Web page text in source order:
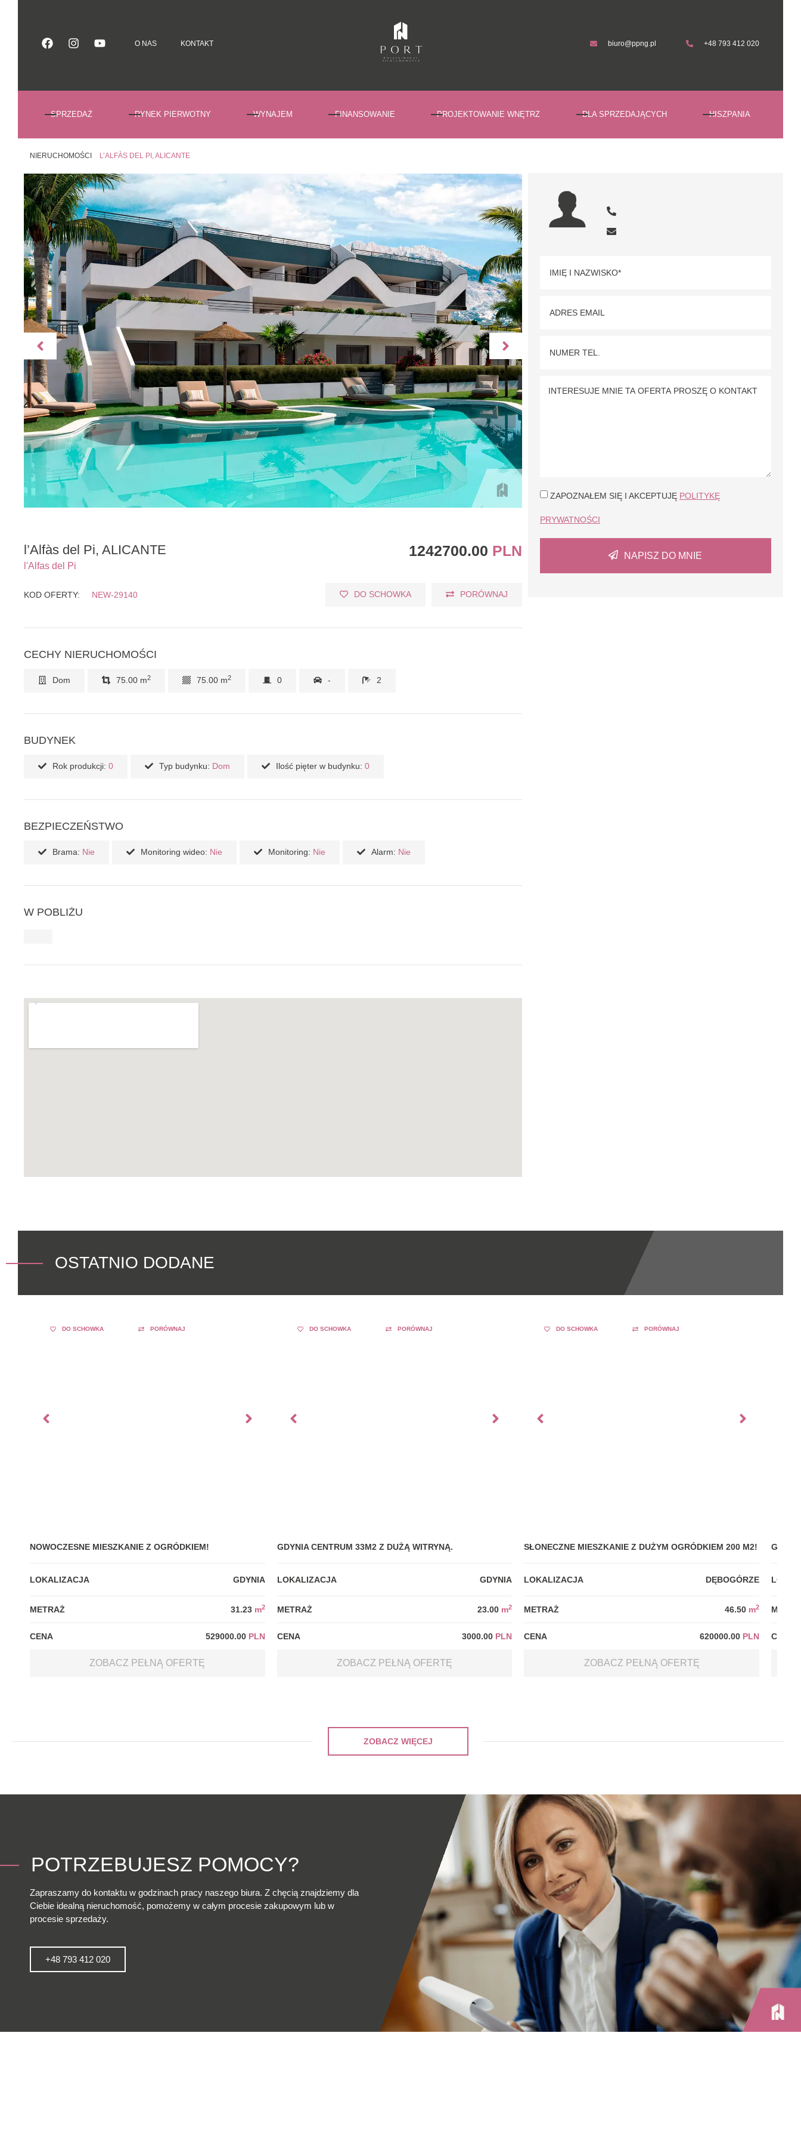
O NAS
KONTAKT biuro@ppng.pl +48 793 412 020
SPRZEDAŻ RYNEK PIERWOTNY WYNAJEM FINANSOWANIE PROJEKTOWANIE WNĘTRZ DLA SPRZEDAJĄCYCH HISZPANIA
NIERUCHOMOŚCI L’ALFÀS DEL PI, ALICANTE
ZAPOZNAŁEM SIĘ I AKCEPTUJĘ POLITYKĘ
PRYWATNOŚCI
NAPISZ DO MNIE
l’Alfàs del Pi, ALICANTE 1242700.00 PLN
l'Alfas del Pi
KOD OFERTY: NEW-29140 DO SCHOWKA PORÓWNAJ
CECHY NIERUCHOMOŚCI
Dom 75.00 m2 75.00 m2 0 - 2
BUDYNEK
Rok produkcji: 0 Typ budynku: Dom Ilość pięter w budynku: 0
BEZPIECZEŃSTWO
Brama: Nie Monitoring wideo: Nie Monitoring: Nie Alarm: Nie
W POBLIŻU
OSTATNIO DODANE
DO SCHOWKA PORÓWNAJ
NOWOCZESNE MIESZKANIE Z OGRÓDKIEM!
LOKALIZACJA GDYNIA
METRAŻ 31.23 m2
CENA 529000.00 PLN
ZOBACZ PEŁNĄ OFERTĘ
DO SCHOWKA PORÓWNAJ
GDYNIA CENTRUM 33M2 Z DUŻĄ WITRYNĄ.
LOKALIZACJA GDYNIA
METRAŻ 23.00 m2
CENA 3000.00 PLN
ZOBACZ PEŁNĄ OFERTĘ
DO SCHOWKA PORÓWNAJ
SŁONECZNE MIESZKANIE Z DUŻYM OGRÓDKIEM 200 M2!
LOKALIZACJA DĘBOGÓRZE
METRAŻ 46.50 m2
CENA 620000.00 PLN
ZOBACZ PEŁNĄ OFERTĘ
CENA
ZOBACZ WIĘCEJ
POTRZEBUJESZ POMOCY?
Zapraszamy do kontaktu w godzinach pracy naszego biura. Z chęcią znajdziemy dla
Ciebie idealną nieruchomość, pomożemy w całym procesie zakupowym lub w
procesie sprzedaży.
+48 793 412 020